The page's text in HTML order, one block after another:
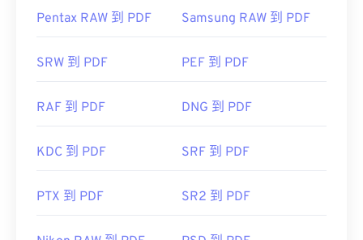
Pentax RAW 到 PDF Samsung RAW 到 PDF
SRW 到 PDF PEF 到 PDF
RAF 到 PDF DNG 到 PDF
KDC 到 PDF SRF 到 PDF
PTX 到 PDF SR2 到 PDF